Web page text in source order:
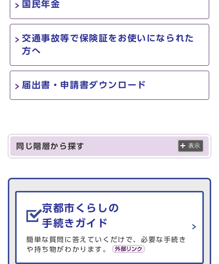
国民年金
交通事故等で保険証をお使いになられた
方へ
届出書・申請書ダウンロード
同じ階層から探す 表示
生活情報を探す
京都市くらしの
手続きガイド
簡単な質問に答えていくだけで、必要な手続き
や持ち物がわかります。